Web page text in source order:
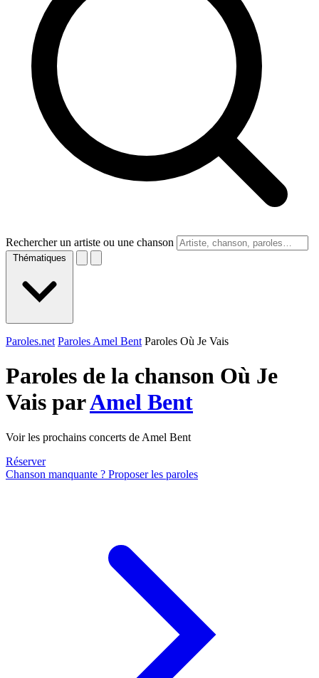
Rechercher un artiste ou une chanson
Thématiques
Paroles.net Paroles Amel Bent Paroles Où Je Vais
Paroles de la chanson Où Je
Vais parAmel Bent
Voir les prochains concerts de Amel Bent
Réserver
Chanson manquante ? Proposer les paroles